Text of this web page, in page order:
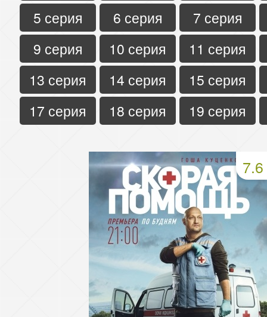
5 серия
6 серия
7 серия
9 серия
10 серия
11 серия
13 серия
14 серия
15 серия
17 серия
18 серия 19 серия
7.6